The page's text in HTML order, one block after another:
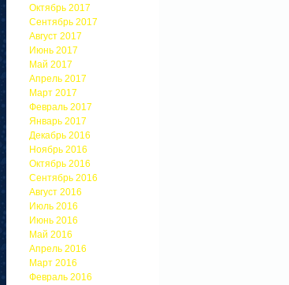
Октябрь 2017
Сентябрь 2017
Август 2017
Июнь 2017
Май 2017
Апрель 2017
Март 2017
Февраль 2017
Январь 2017
Декабрь 2016
Ноябрь 2016
Октябрь 2016
Сентябрь 2016
Август 2016
Июль 2016
Июнь 2016
Май 2016
Апрель 2016
Март 2016
Февраль 2016